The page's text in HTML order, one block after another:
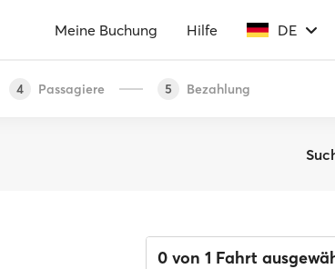
Meine Buchung Hilfe DE
4 Passagiere 5 Bezahlung
0 von 1 Fahrt